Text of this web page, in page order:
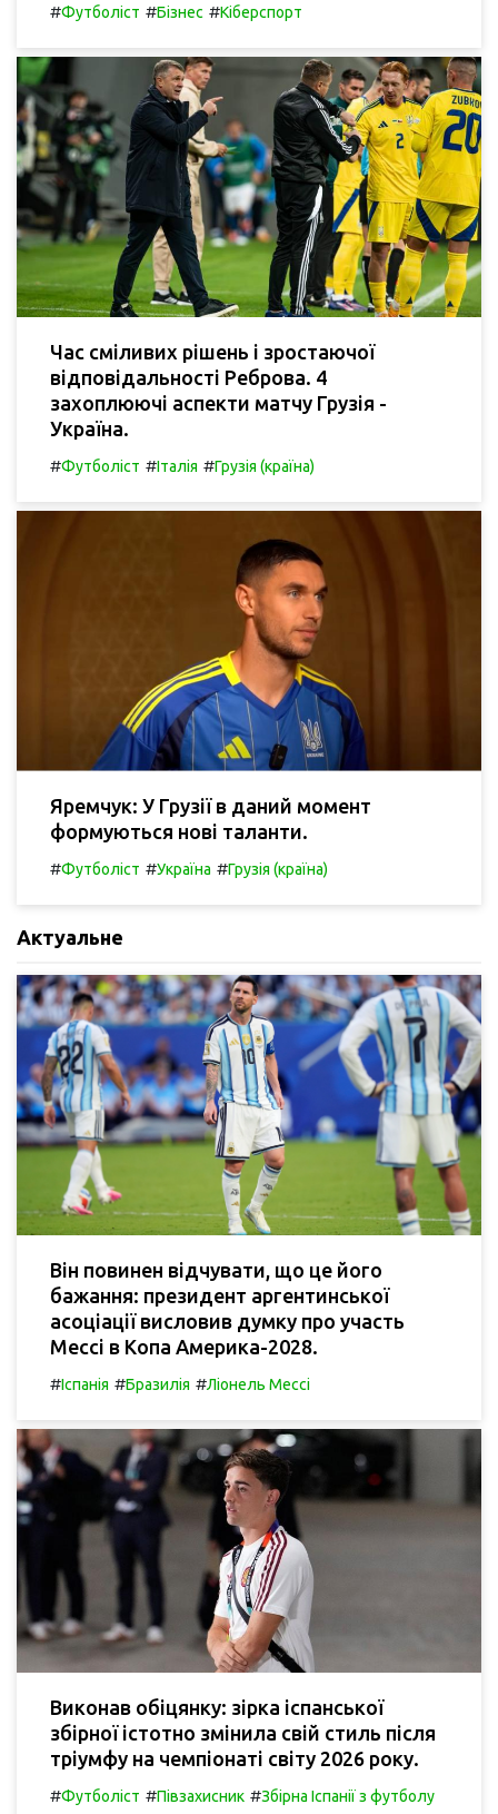
#Футболіст #Бізнес #Кіберспорт
Час сміливих рішень і зростаючої
відповідальності Реброва. 4
захоплюючі аспекти матчу Грузія -
Україна.
#Футболіст #Італія #Грузія (країна)
Яремчук: У Грузії в даний момент
формуються нові таланти.
#Футболіст #Україна #Грузія (країна)
Актуальне
Він повинен відчувати, що це його
бажання: президент аргентинської
асоціації висловив думку про участь
Мессі в Копа Америка-2028.
#Іспанія #Бразилія #Ліонель Мессі
Виконав обіцянку: зірка іспанської
збірної істотно змінила свій стиль після
тріумфу на чемпіонаті світу 2026 року.
#Футболіст #Півзахисник #Збірна Іспанії з футболу